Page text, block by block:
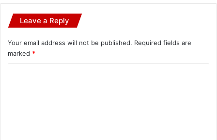
Leave a Reply
Your email address will not be published. Required fields are
marked *